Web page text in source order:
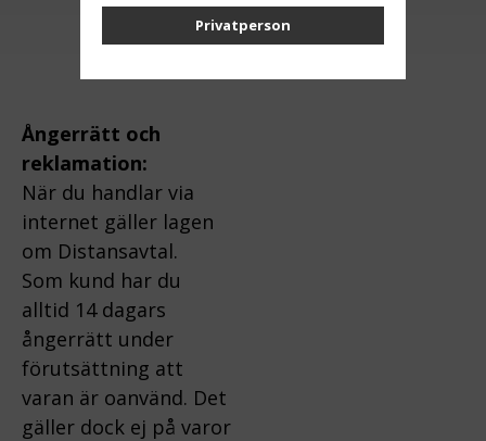
OK
Ångerrätt och
reklamation:
När du handlar via
internet gäller lagen
om Distansavtal.
Som kund har du
alltid 14 dagars
ångerrätt under
förutsättning att
varan är oanvänd. Det
gäller dock ej på varor
Privatperson